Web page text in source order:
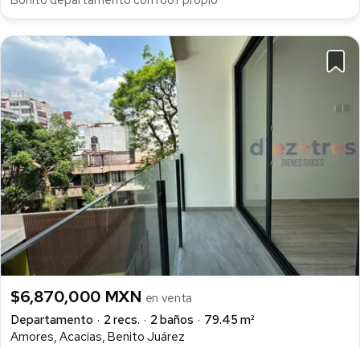
$6,870,000 MXN en venta
Departamento
2 recs. 2 baños
79.45 m²
Amores, Acacias, Benito Juárez